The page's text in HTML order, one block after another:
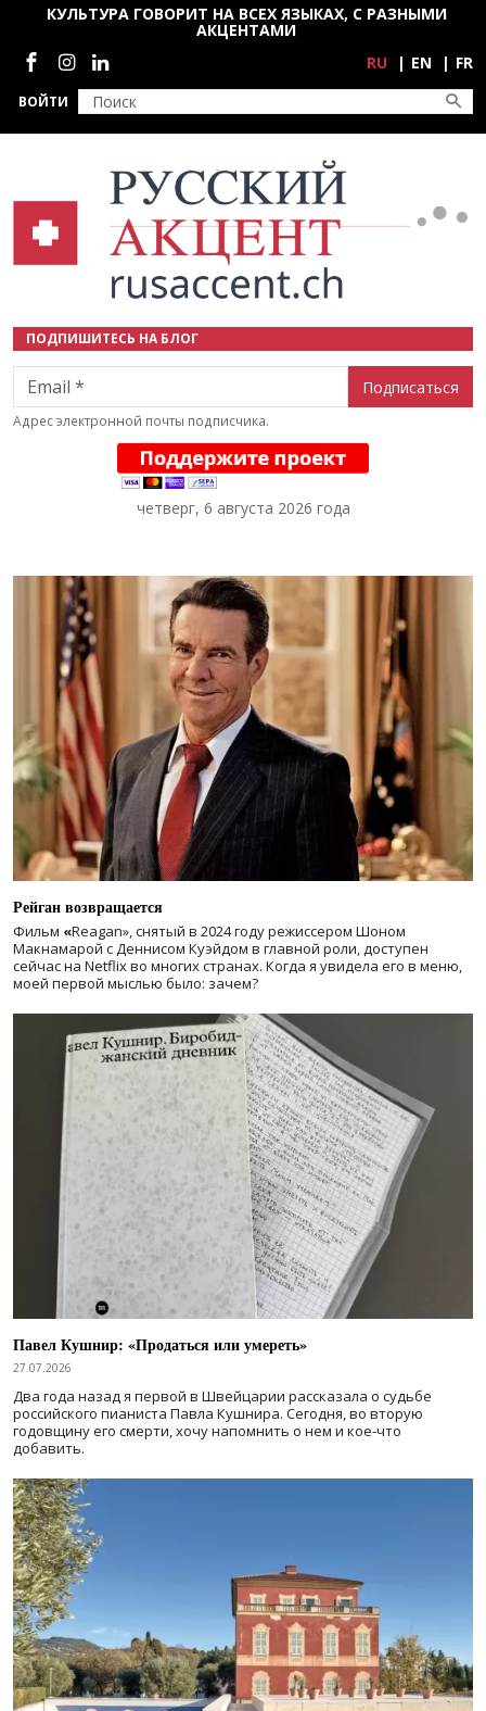
Перейти к основному содержанию
ВОЙТИ
КУЛЬТУРА ГОВОРИТ НА ВСЕХ ЯЗЫКАХ, С РАЗНЫМИ
АКЦЕНТАМИ
Социальные сети
RU EN FR
ПОДПИШИТЕСЬ НА БЛОГ
Email
Адрес электронной почты подписчика.
четверг, 6 августа 2026 года
Рейган возвращается
Фильм «Reagan», снятый в 2024 годурежиссером Шоном
Макнамарой с Деннисом Куэйдом в главной роли, доступен
сейчас на Netflix во многих странах. Когда я увидела его в меню,
моей первой мыслью было: зачем?
Павел Кушнир: «Продаться или умереть»
27.07.2026
Два года назад я первой в Швейцарии рассказала о судьбе
российского пианиста Павла Кушнира. Сегодня, во вторую
годовщину его смерти, хочу напомнить о нем и кое-что
добавить.